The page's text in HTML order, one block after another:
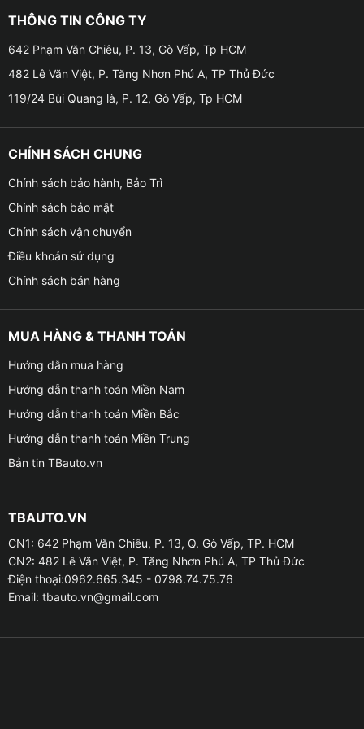
không. Mời khách hàng cùng điểm qua những tính
năng cũng như ưu điểm của dòng màn hình này ngay
sau đây nhé!
Các tính năng ưu việt của màn hình Zestech Z500
ưu việt sau:
▪️ Màn hình 9 inch full HD với công nghệ chống lóa,
giúp tài xế có thể thao tác dễ dàng trên màn hình mọi
lúc mọi nơi.
▪️ Thiết kế sang trọng, đẳng cấp mang đến một không
THÔNG TIN CÔNG TY
642 Phạm Văn Chiêu, P. 13, Gò Vấp, Tp HCM
482 Lê Văn Việt, P. Tăng Nhơn Phú A, TP Thủ Đức
119/24 Bùi Quang là, P. 12, Gò Vấp, Tp HCM
CHÍNH SÁCH CHUNG
Chính sách bảo hành, Bảo Trì
Chính sách bảo mật
Chính sách vận chuyển
Điều khoản sử dụng
Chính sách bán hàng
MUA HÀNG & THANH TOÁN
Hướng dẫn mua hàng
Hướng dẫn thanh toán Miền Nam
Hướng dẫn thanh toán Miền Bắc
Hướng dẫn thanh toán Miền Trung
Bản tin TBauto.vn
TBAUTO.VN
CN1: 642 Phạm Văn Chiêu, P. 13, Q. Gò Vấp, TP. HCM
CN2: 482 Lê Văn Việt, P. Tăng Nhơn Phú A, TP Thủ Đức
Điện thoại:0962.665.345 - 0798.74.75.76
Email: tbauto.vn@gmail.com